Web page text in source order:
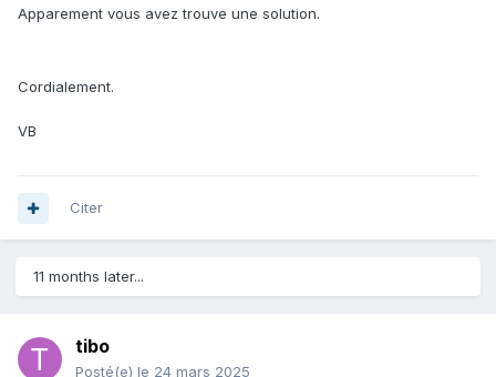
Apparement vous avez trouve une solution.
Cordialement.
VB
Citer
11 months later...
tibo
Posté(e) le 24 mars 2025